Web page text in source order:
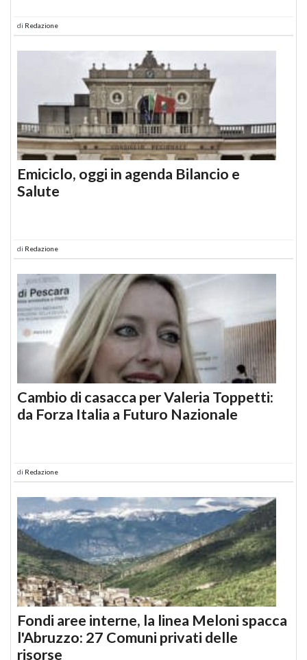
di Redazione
Emiciclo, oggi in agenda Bilancio e
Salute
di Redazione
Cambio di casacca per Valeria Toppetti:
da Forza Italia a Futuro Nazionale
di Redazione
Fondi aree interne, la linea Meloni spacca
l'Abruzzo: 27 Comuni privati delle
risorse